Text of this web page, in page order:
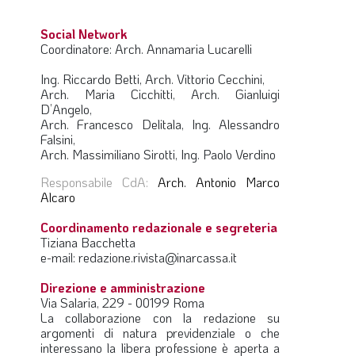
SPECIALE
CAMBIA NUMERO
Social Network
Coordinatore: Arch. Annamaria Lucarelli
Ing. Riccardo Betti, Arch. Vittorio Cecchini,
Arch. Maria Cicchitti, Arch. Gianluigi
D’Angelo,
Arch. Francesco Delitala, Ing. Alessandro
Falsini,
Arch. Massimiliano Sirotti, Ing. Paolo Verdino
Responsabile CdA: Arch. Antonio Marco
Alcaro
Coordinamento redazionale e segreteria
Tiziana Bacchetta
e-mail: redazione.rivista@inarcassa.it
Direzione e amministrazione
Via Salaria, 229 - 00199 Roma
La collaborazione con la redazione su
argomenti di natura previdenziale o che
interessano la libera professione è aperta a